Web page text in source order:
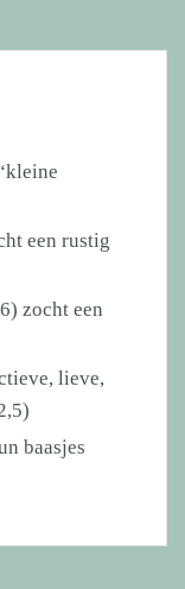
een rustig
zocht een
lieve,
baasjes